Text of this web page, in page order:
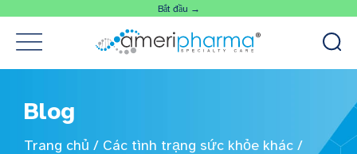
Bắt đầu →
Blog
Trang chủ / Các tình trạng sức khỏe khác /